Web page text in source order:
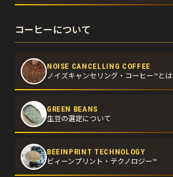
コーヒーについて
NOISE CANCELLING COFFEE
ノイズキャンセリング・コーヒー™とは
GREEN BEANS
生豆の選定について
BEEINPRINT TECHNOLOGY
ビィーンプリント・テクノロジー™